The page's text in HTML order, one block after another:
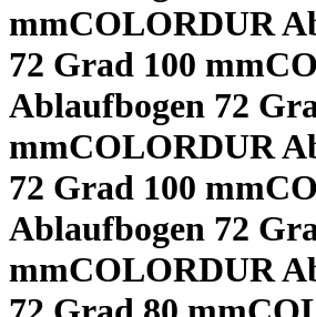
mmCOLORDUR
72 Grad 100 mm
Ablaufbogen 72
mmCOLORDUR
72 Grad 100 mm
Ablaufbogen 72
mmCOLORDUR